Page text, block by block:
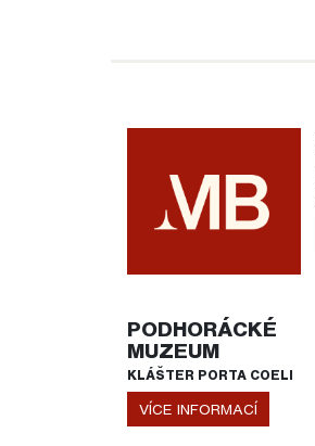
PODHORÁCKÉ
MUZEUM
KLÁŠTER PORTA COELI
VÍCE INFORMACÍ